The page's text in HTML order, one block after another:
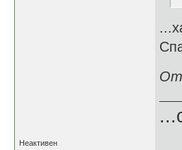
Неактивен